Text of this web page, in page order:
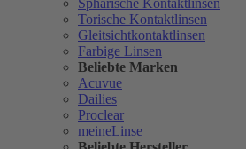
Sphärische Kontaktlinsen
Torische Kontaktlinsen
Gleitsichtkontaktlinsen
Farbige Linsen
Beliebte Marken
Acuvue
Dailies
Proclear
meineLinse